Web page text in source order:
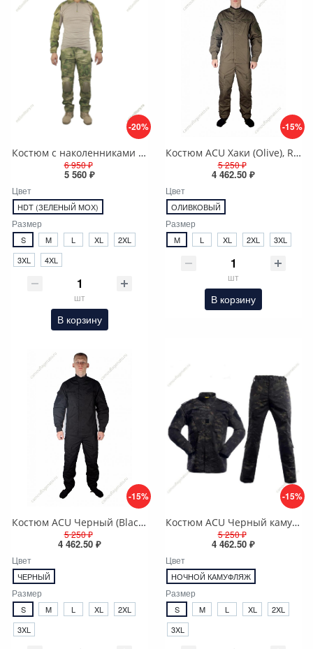
-20%
Костюм с наколенниками и налокотниками G3, тактический Мох (HDT-camo), Rip-stop
6 950 ₽
5 560 ₽
Цвет
HDT (ЗЕЛЕНЫЙ МОХ)
Размер
S M L XL
2XL
3XL
4XL
шт
В корзину
-15%
Костюм ACU Хаки (Olive), Rip-stop
5 250 ₽
4 462.50 ₽
Цвет
ОЛИВКОВЫЙ
Размер
M L XL 2XL 3XL
шт
В корзину
-15%
Костюм ACU Черный (Black), Rip-stop
5 250 ₽
4 462.50 ₽
Цвет
ЧЕРНЫЙ
Размер
S M L XL
2XL
3XL
-15%
Костюм ACU Черный камуфляж (Black МТР), Rip-stop
5 250 ₽
4 462.50 ₽
Цвет
НОЧНОЙ КАМУФЛЯЖ
Размер
S M L XL
2XL
3XL